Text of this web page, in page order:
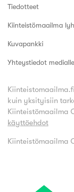
Tiedotteet
Kiinteistömaailma
Kuvapankki
Yhteystiedot medialle
kuin yksityisiin
Kiinteistömaailma
käyttöehdot
Kiinteistömaailma